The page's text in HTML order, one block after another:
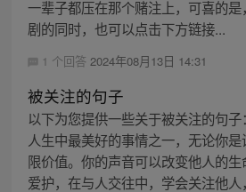
一辈子都压在那个赌注上，可喜的
剧的同时，也可以点击下方链接...
1 个回答 2024年08月13日 14:31
被关注的句子
以下为您提供一些关于被关注的句
人生中最美好的事情之一，无论你
限价值。你的声音可以改变他人的
爱护，在与人交往中，学会关注他人